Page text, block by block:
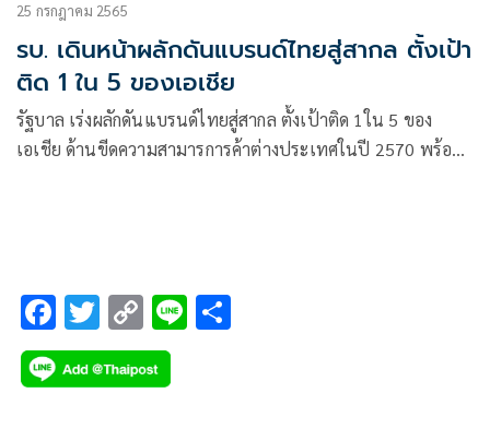
25 กรกฎาคม 2565
รบ. เดินหน้าผลักดันแบรนด์ไทยสู่สากล ตั้งเป้า
ติด 1 ใน 5 ของเอเชีย
รัฐบาล เร่งผลักดันแบรนด์ไทยสู่สากล ตั้งเป้าติด 1ใน 5 ของ
เอเชีย ด้านขีดความสามารการค้าต่างประเทศในปี 2570 พร้อม
F
ac
e
T
wi
tt
C
o
p
Li